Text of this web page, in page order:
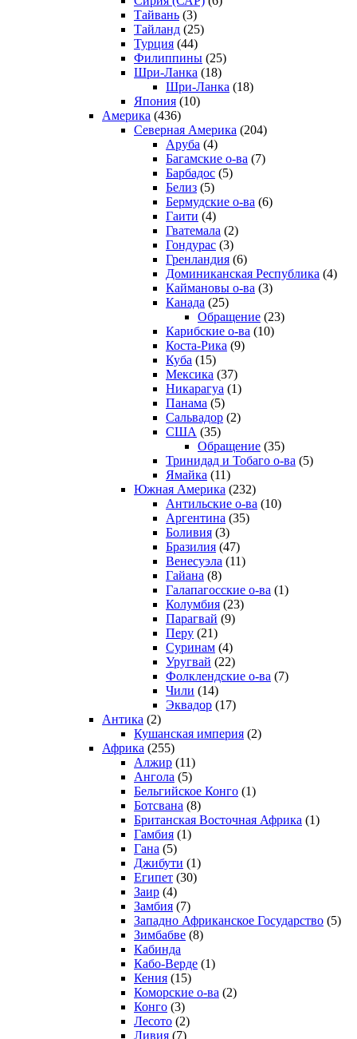
Тайвань (3)
Тайланд (25)
Турция (44)
Филиппины (25)
Шри-Ланка (18)
Шри-Ланка (18)
Япония (10)
Америка (436)
Северная Америка (204)
Аруба (4)
Багамские о-ва (7)
Барбадос (5)
Белиз (5)
Бермудские о-ва (6)
Гаити (4)
Гватемала (2)
Гондурас (3)
Гренландия (6)
Доминиканская Республика (4)
Каймановы о-ва (3)
Канада (25)
Обращение (23)
Карибские о-ва (10)
Коста-Рика (9)
Куба (15)
Мексика (37)
Никарагуа (1)
Панама (5)
Сальвадор (2)
США (35)
Обращение (35)
Тринидад и Тобаго о-ва (5)
Ямайка (11)
Южная Америка (232)
Антильские о-ва (10)
Аргентина (35)
Боливия (3)
Бразилия (47)
Венесуэла (11)
Гайана (8)
Галапагосские о-ва (1)
Колумбия (23)
Парагвай (9)
Перу (21)
Суринам (4)
Уругвай (22)
Фолклендские о-ва (7)
Чили (14)
Эквадор (17)
Антика (2)
Кушанская империя (2)
Африка (255)
Алжир (11)
Ангола (5)
Бельгийское Конго (1)
Ботсвана (8)
Британская Восточная Африка (1)
Гамбия (1)
Гана (5)
Джибути (1)
Египет (30)
Заир (4)
Замбия (7)
Западно Африканское Государство (5)
Зимбабве (8)
Кабинда
Кабо-Верде (1)
Кения (15)
Коморские о-ва (2)
Конго (3)
Лесото (2)
Ливия (7)